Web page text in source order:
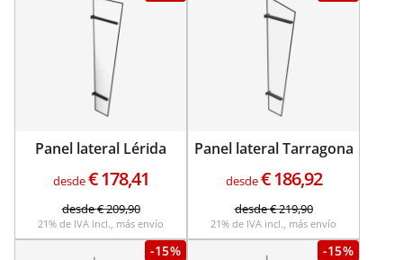
Panel lateral Lérida
desde€178,41
desde€209,90
21% de IVA incl., más envío
Panel lateral Tarragona
desde€186,92
desde€219,90
21% de IVA incl., más envío
-15% -15%